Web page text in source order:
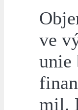
ve
unie
mil.